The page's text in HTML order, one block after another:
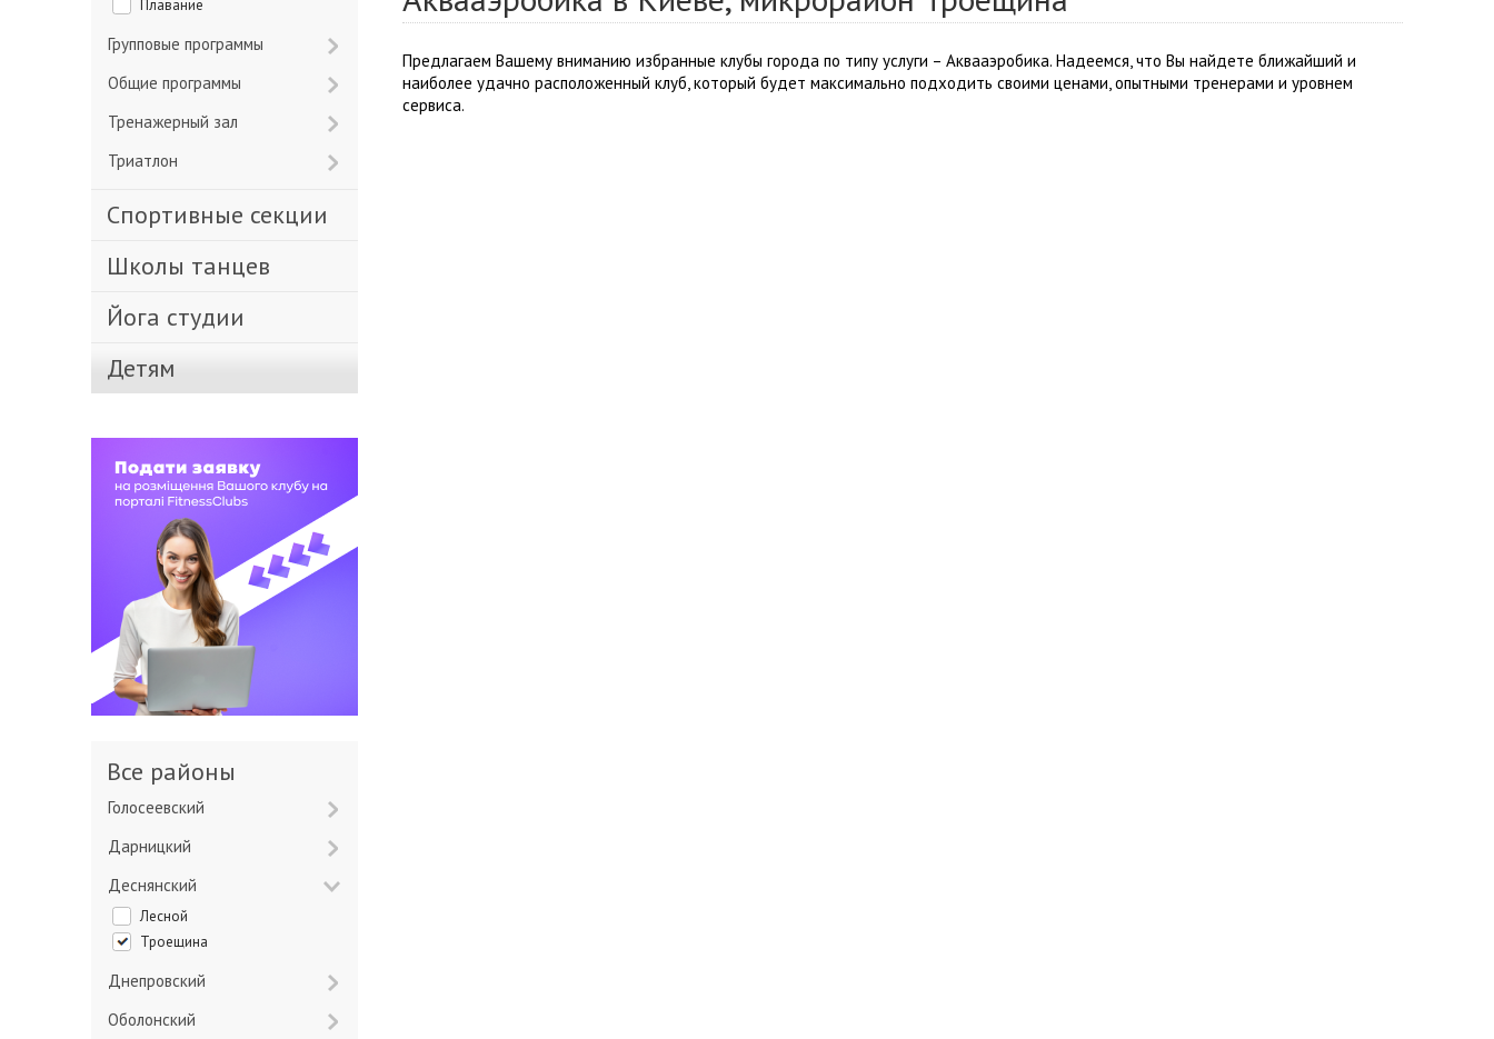
Предлагаем Вашему вниманию избранные клубы города по типу услуги – Аквааэробика. Надеемся, что Вы найдете ближайший и
наиболее удачно расположенный клуб, который будет максимально подходить своими ценами, опытными тренерами и уровнем
сервиса.
Плавание
Групповые программы
Общие программы
Тренажерный зал
Триатлон
Спортивные секции
Школы танцев
Йога студии
Детям
Все районы
Голосеевский
Дарницкий
Деснянский
Лесной
Троещина
Днепровский
Оболонский